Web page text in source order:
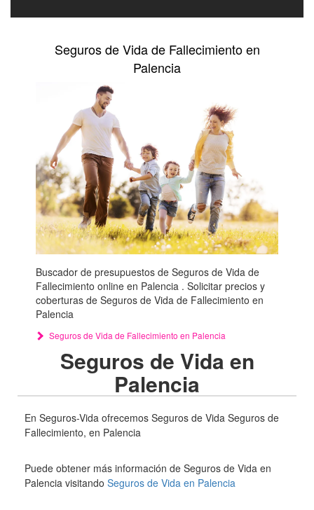
Seguros de Vida de Fallecimiento en
Palencia
Buscador de presupuestos de Seguros de Vida de
Fallecimiento online en Palencia . Solicitar precios y
coberturas de Seguros de Vida de Fallecimiento en
Palencia
Seguros de Vida de Fallecimiento en Palencia
Seguros de Vida en
Palencia
En Seguros-Vida ofrecemos Seguros de Vida Seguros de
Fallecimiento, en Palencia
Puede obtener más información de Seguros de Vida en
Palencia visitando Seguros de Vida en Palencia